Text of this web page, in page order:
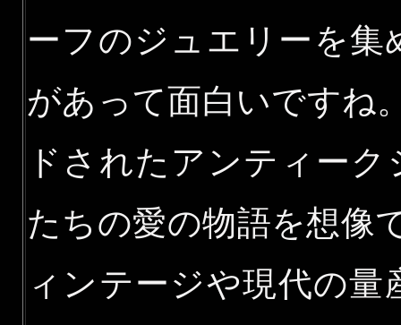
ーフのジュエリーを
があって面白いですね
ドされたアンティー
たちの愛の物語を想像
ィンテージや現代の